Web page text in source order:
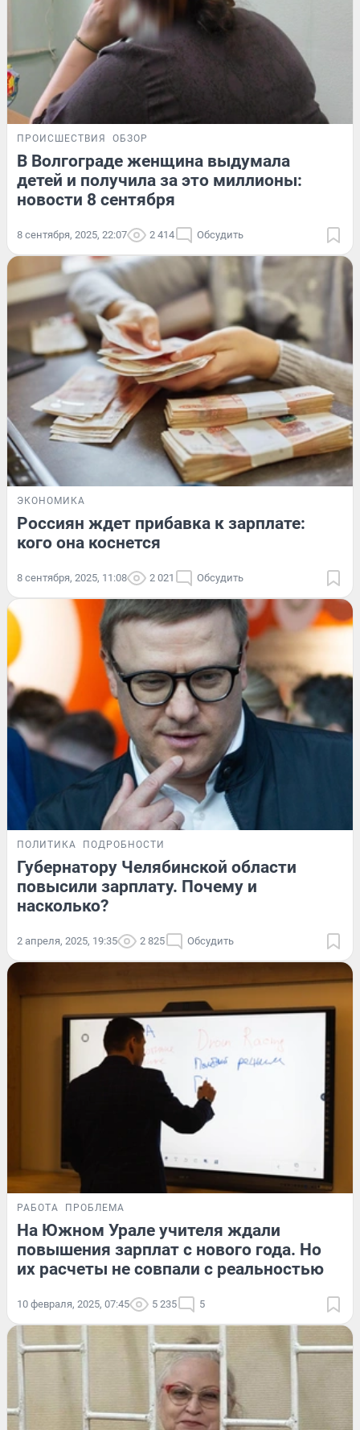
ПРОИСШЕСТВИЯ ОБЗОР
В Волгограде женщина выдумала
детей и получила за это миллионы:
новости 8 сентября
8 сентября, 2025, 22:07 2 414 Обсудить
ЭКОНОМИКА
Россиян ждет прибавка к зарплате:
кого она коснется
8 сентября, 2025, 11:08 2 021 Обсудить
ПОЛИТИКА ПОДРОБНОСТИ
Губернатору Челябинской области
повысили зарплату. Почему и
насколько?
2 апреля, 2025, 19:35 2 825 Обсудить
РАБОТА ПРОБЛЕМА
На Южном Урале учителя ждали
повышения зарплат с нового года. Но
их расчеты не совпали с реальностью
10 февраля, 2025, 07:45 5 235 5